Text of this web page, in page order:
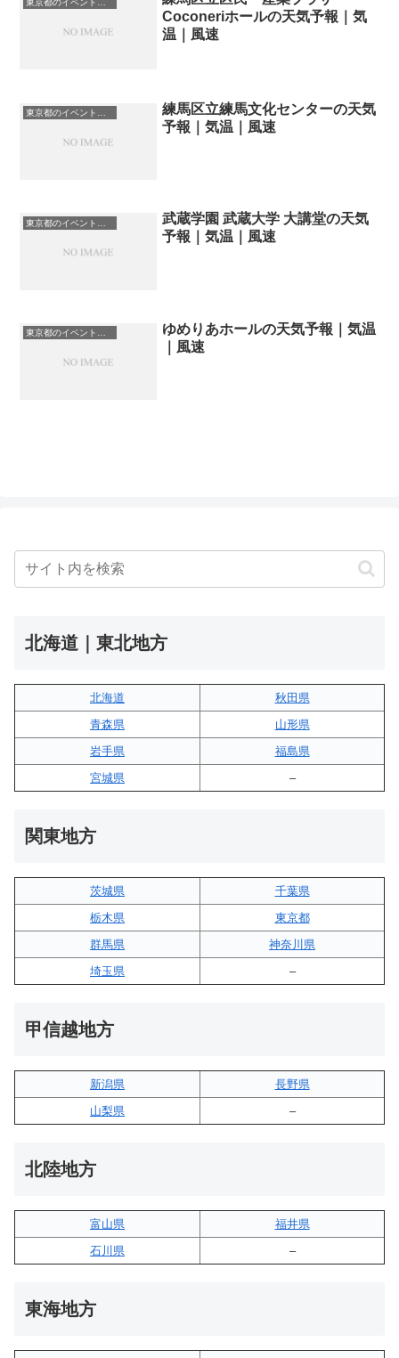
東京都のイベント会場一覧
Coconeriホールの天気予報｜気
温｜風速
練馬区立練馬文化センターの天気
予報｜気温｜風速
武蔵学園 武蔵大学 大講堂の天気
予報｜気温｜風速
東京都のイベント会場一覧
ゆめりあホールの天気予報｜気温
｜風速
北海道｜東北地方
北海道
秋田県
青森県
山形県
岩手県
福島県
宮城県
–
関東地方
茨城県
千葉県
栃木県
東京都
群馬県
神奈川県
埼玉県
–
甲信越地方
新潟県
長野県
山梨県
–
北陸地方
富山県
福井県
石川県
–
東海地方